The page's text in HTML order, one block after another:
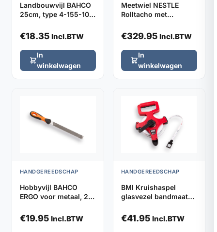
Landbouwvijl BAHCO
25cm, type 4-155-10-
€18.35 Incl.BTW
In
winkelwagen
Meetwiel NESTLE
Rolltacho met
€329.95 Incl.BTW
In
winkelwagen
HANDGEREEDSCHAP
Hobbyvijl BAHCO
ERGO voor metaal, 2-
€19.95 Incl.BTW
HANDGEREEDSCHAP
BMI Kruishaspel
glasvezel bandmaat
€41.95 Incl.BTW